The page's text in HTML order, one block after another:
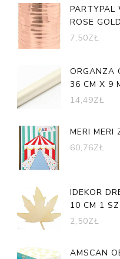
PARTYPAL
ROSE
7,50ZŁ
ORGANZA
36 CM X 9
14,49ZŁ
MERI MERI
60,76ZŁ
IDEKOR
10 CM 1
2,50ZŁ
AMSCAN